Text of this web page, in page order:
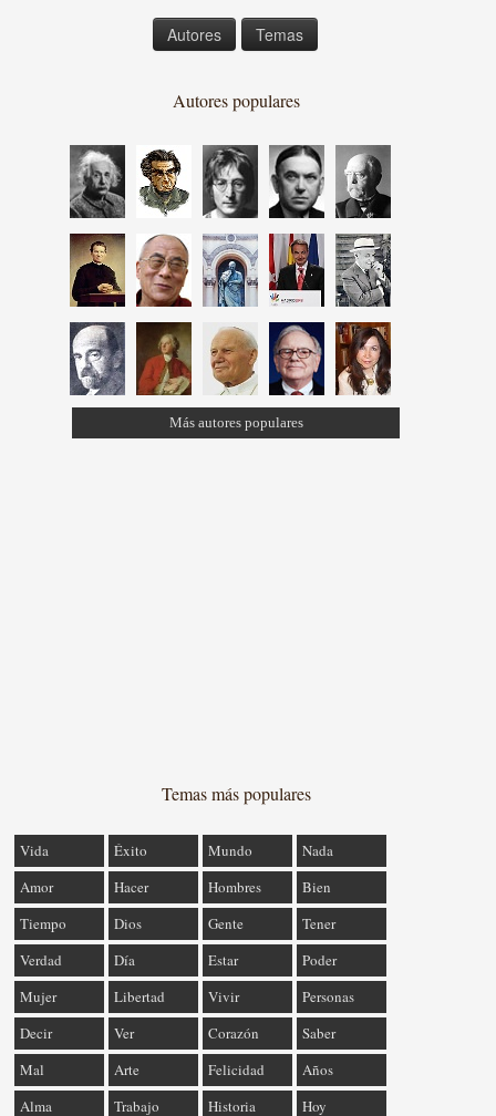
Autores Temas
Autores populares
Más autores populares
Temas más populares
Vida Éxito Mundo
Nada
Amor
Hacer Hombres
Bien
Tiempo
Dios Gente
Tener
Verdad
Día Estar
Poder
Mujer
Libertad Vivir
Personas
Decir
Ver Corazón
Saber
Mal
Arte Felicidad
Años
Alma
Trabajo Historia Hoy